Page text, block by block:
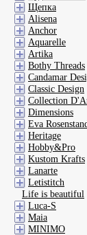
Щепка
Alisena
Anchor
Aquarelle
Artika
Bothy Threads
Candamar
Classic Design
Collection
Dimensions
Eva
Heritage
Hobby&Pro
Kustom Krafts
Lanarte
Letistitch
Life is beautiful
Luca-S
Maia
MINIMO